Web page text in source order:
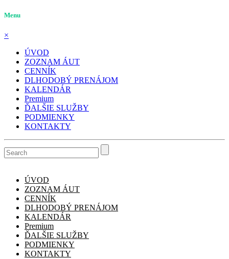
Menu
×
ÚVOD
ZOZNAM ÁUT
CENNÍK
DLHODOBÝ PRENÁJOM
KALENDÁR
Premium
ĎALŠIE SLUŽBY
PODMIENKY
KONTAKTY
ÚVOD
ZOZNAM ÁUT
CENNÍK
DLHODOBÝ PRENÁJOM
KALENDÁR
Premium
ĎALŠIE SLUŽBY
PODMIENKY
KONTAKTY